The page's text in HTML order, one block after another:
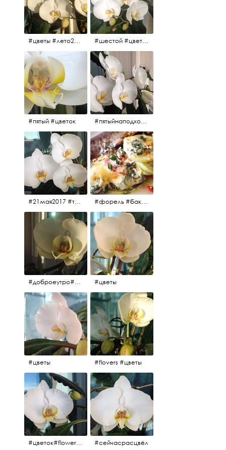
#цветы #лето2017 #седьмойнаподходе #шестой #всегодевять #шестой #цветыцветут #цветы #лето2017 #летнийснег
#пятый #цветок #пятыйнаподходе# цветы #весна2017
#21мая2017 #трио #цветы #форель #баклажаны #помидоры #завтрак
#доброеутро#май#солнце#цветы #майсолнцецветы #цветы
#цветы #flovers #цветы
#цветок#flowers #💜🌸 #сейчасрасцвёл